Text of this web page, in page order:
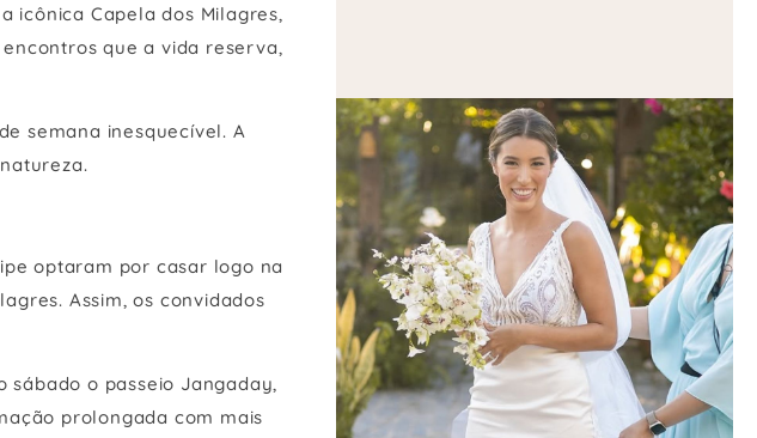
icônica Capela dos Milagres,
que a vida reserva,
semana inesquecível. A
optaram por casar logo na
Assim, os convidados
sábado o passeio Jangaday,
prolongada com mais